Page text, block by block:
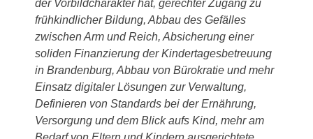
der Vorbildcharakter hat, gerechter Zugang zu
frühkindlicher Bildung, Abbau des Gefälles
zwischen Arm und Reich, Absicherung einer
soliden Finanzierung der Kindertagesbetreuung
in Brandenburg, Abbau von Bürokratie und mehr
Einsatz digitaler Lösungen zur Verwaltung,
Definieren von Standards bei der Ernährung,
Versorgung und dem Blick aufs Kind, mehr am